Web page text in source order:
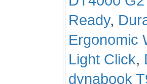
Ready,
Ergonomic
Light Click,
dynabook